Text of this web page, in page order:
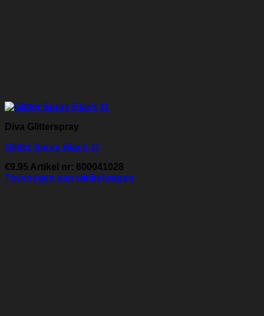
Diva Glitterspray
Glitter Spray Black 11
€9.95 Artikel nr: 600041028
Toevoegen aan winkelwagen